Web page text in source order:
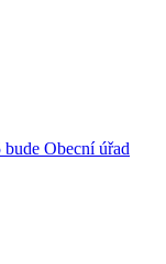
Obecní úřad